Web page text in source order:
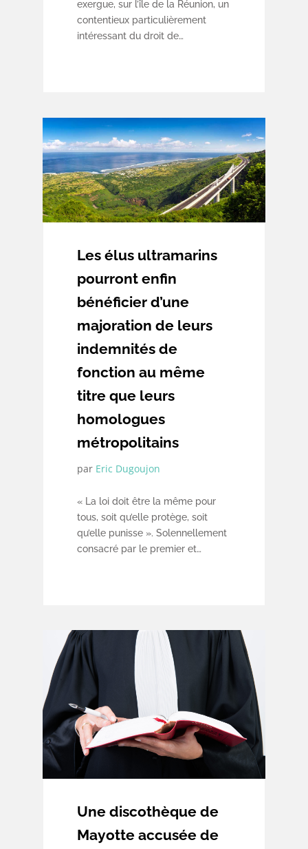
exergue, sur l’île de la Réunion, un
contentieux particulièrement
intéressant du droit de
prévue par la Déclaration d’Utilité
Publique (DUP).
Les élus ultramarins
pourront enfin
bénéficier d’une
majoration de leurs
indemnités de
fonction au même
titre que leurs
homologues
métropolitains
par Eric Dugoujon
« La loi doit être la même pour
tous, soit qu’elle protège, soit
qu’elle punisse ». Solennellement
consacré par le premier et
en lumière et défendu par le
Cabinet Dugoujon & Associés à
l’occasion d’une question
prioritaire de constitutionnalité. En
effet, la rupture d’égalité
dissociant les élus ultramarins de
leurs homologues métropolitains
sur la question de la majoration
de leurs indemnités de fonctions
fût déclarée inconstitutionnelle le
Une discothèque de
Mayotte accusée de